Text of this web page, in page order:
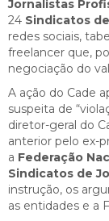
Jornalistas
24 Sindicatos
redes sociais,
freelancer que,
negociação do
A ação do Cade
suspeita de
diretor-geral do
anterior pelo ex-
a Federação
Sindicatos de
instrução, os
as entidades e a